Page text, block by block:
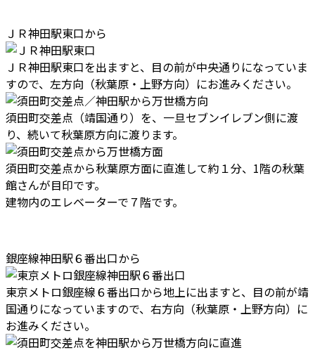
ＪＲ神田駅東口から
ＪＲ神田駅東口を出ますと、目の前が中央通りになっていま
すので、左方向（秋葉原・上野方向）にお進みください。
須田町交差点（靖国通り）を、一旦セブンイレブン側に渡
り、続いて秋葉原方向に渡ります。
須田町交差点から秋葉原方面に直進して約１分、1階の秋葉
館さんが目印です。
建物内のエレベーターで７階です。
銀座線神田駅６番出口から
東京メトロ銀座線６番出口から地上に出ますと、目の前が靖
国通りになっていますので、右方向（秋葉原・上野方向）に
お進みください。